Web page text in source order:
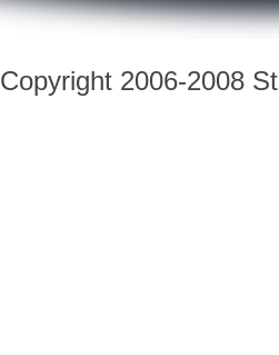
Copyright 2006-2008